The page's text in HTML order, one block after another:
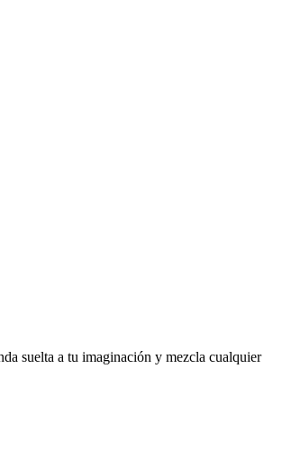
suelta a tu imaginación y mezcla cualquier